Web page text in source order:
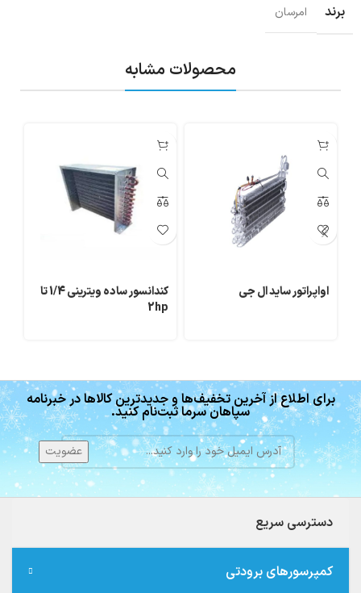
برند امرسان
محصولات مشابه
اواپراتور ساید ال جی
کندانسور ساده ویترینی 1/4 تا
2hp
برای اطلاع از آخرین تخفیف‌ها و جدیدترین کالاها در خبرنامه
سپاهان سرما ثبت‌نام کنید.
دسترسی سریع
کمپرسورهای برودتی